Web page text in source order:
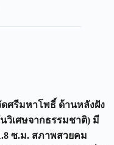
ศรีมหาโพธิ์ ด้านหลังฝัง
วิเศษจากธรรมชาติ) มี
ซ.ม. สภาพสวยคม